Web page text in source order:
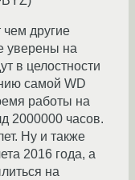
другие
уверены на
в целостности
самой WD
работы на
2000000 часов.
Ну и также
2016 года, а
на